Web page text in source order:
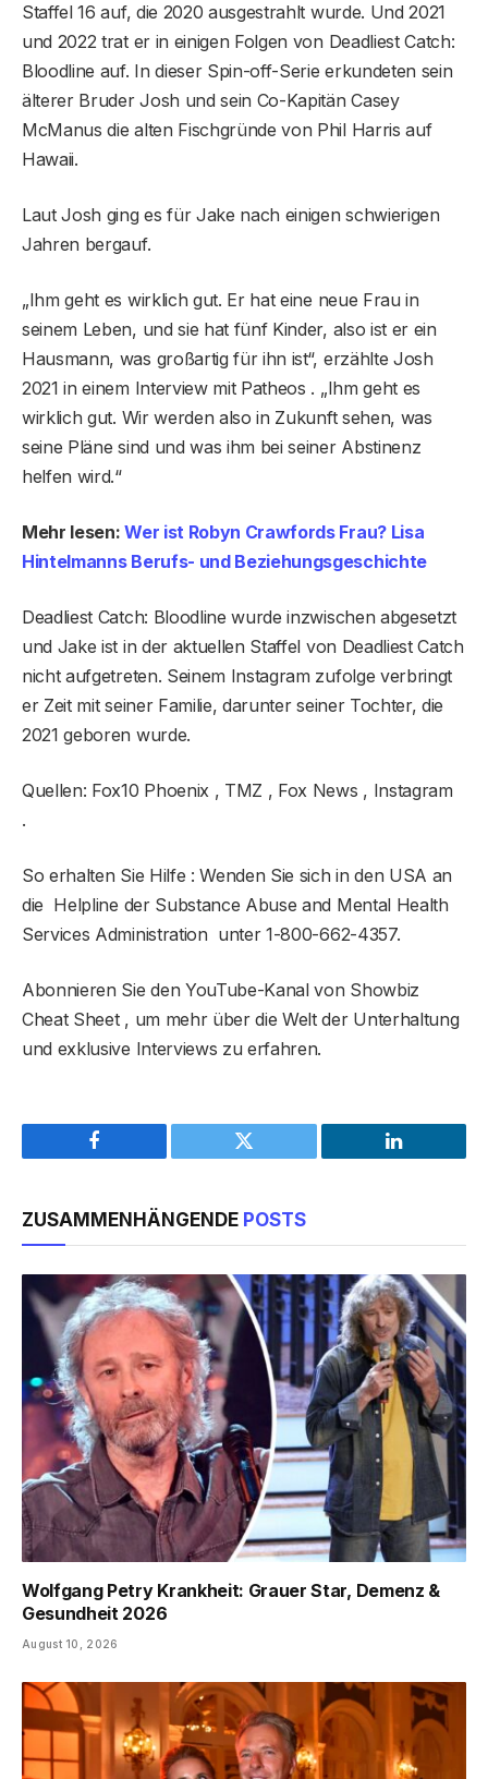
Staffel 16 auf, die 2020 ausgestrahlt wurde. Und 2021
und 2022 trat er in einigen Folgen von Deadliest Catch:
Bloodline auf. In dieser Spin-off-Serie erkundeten sein
älterer Bruder Josh und sein Co-Kapitän Casey
McManus die alten Fischgründe von Phil Harris auf
Hawaii.
Laut Josh ging es für Jake nach einigen schwierigen
Jahren bergauf.
„Ihm geht es wirklich gut. Er hat eine neue Frau in
seinem Leben, und sie hat fünf Kinder, also ist er ein
Hausmann, was großartig für ihn ist“, erzählte Josh
2021 in einem Interview mit Patheos . „Ihm geht es
wirklich gut. Wir werden also in Zukunft sehen, was
seine Pläne sind und was ihm bei seiner Abstinenz
helfen wird.“
Mehr lesen:Wer ist Robyn Crawfords Frau? Lisa
Hintelmanns Berufs- und Beziehungsgeschichte
Deadliest Catch: Bloodline wurde inzwischen abgesetzt
und Jake ist in der aktuellen Staffel von Deadliest Catch
nicht aufgetreten. Seinem Instagram zufolge verbringt
er Zeit mit seiner Familie, darunter seiner Tochter, die
2021 geboren wurde.
Quellen: Fox10 Phoenix , TMZ , Fox News , Instagram
.
So erhalten Sie Hilfe : Wenden Sie sich in den USA an
die Helpline der Substance Abuse and Mental Health
Services Administration unter 1-800-662-4357.
Abonnieren Sie den YouTube-Kanal von Showbiz
Cheat Sheet , um mehr über die Welt der Unterhaltung
und exklusive Interviews zu erfahren.
Facebook Twitter LinkedIn
ZUSAMMENHÄNGENDE POSTS
Wolfgang Petry Krankheit: Grauer Star, Demenz &
Gesundheit 2026
August 10, 2026